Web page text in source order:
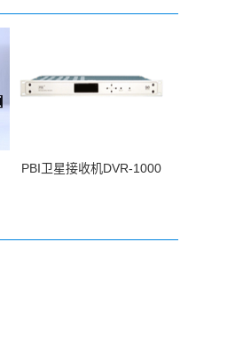
PBI卫星接收机DVR-1000